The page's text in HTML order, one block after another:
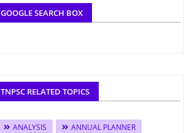
GOOGLE SEARCH BOX
TNPSC RELATED TOPICS
ANALYSIS
ANNUAL PLANNER